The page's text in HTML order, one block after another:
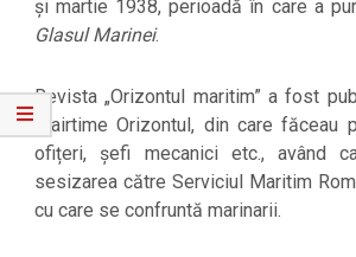
și martie 1938, perioadă în care a
Glasul Marinei.
Revista „Orizontul maritim” a fost
Mairtime Orizontul, din care făceau
ofițeri, șefi mecanici etc., având
sesizarea către Serviciul Maritim
cu care se confruntă marinarii.